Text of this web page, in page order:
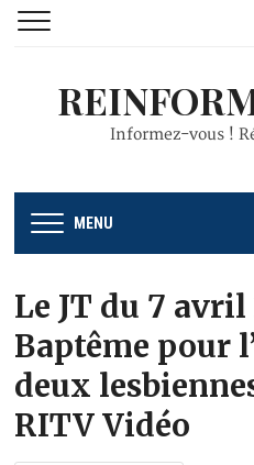
Informez-vous !
MENU
Le JT du 7 avril
Baptême pour
deux
RITV Vidéo